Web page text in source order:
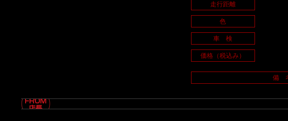
走行距離
色
車 検
価格（税込み）
備